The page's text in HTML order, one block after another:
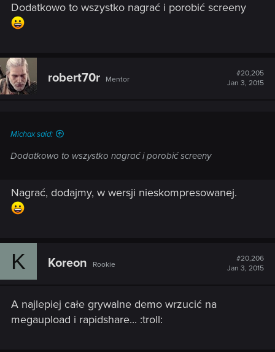
Dodatkowo to wszystko nagrać i porobić screeny
robert70r Mentor
#20,205
Jan 3, 2015
Michax said:
Dodatkowo to wszystko nagrać i porobić screeny
Nagrać, dodajmy, w wersji nieskompresowanej.
K Koreon Rookie
#20,206
Jan 3, 2015
A najlepiej całe grywalne demo wrzucić na
megaupload i rapidshare... :troll: